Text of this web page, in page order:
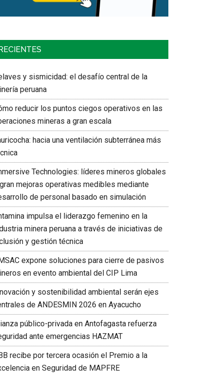
RECIENTES
y sismicidad: el desafío central de la
peruana
reducir los puntos ciegos operativos en las
mineras a gran escala
hacia una ventilación subterránea más
Technologies: líderes mineros globales
mejoras operativas medibles mediante
de personal basado en simulación
impulsa el liderazgo femenino en la
minera peruana a través de iniciativas de
y gestión técnica
expone soluciones para cierre de pasivos
en evento ambiental del CIP Lima
y sostenibilidad ambiental serán ejes
de ANDESMIN 2026 en Ayacucho
público-privada en Antofagasta refuerza
ante emergencias HAZMAT
recibe por tercera ocasión el Premio a la
en Seguridad de MAPFRE